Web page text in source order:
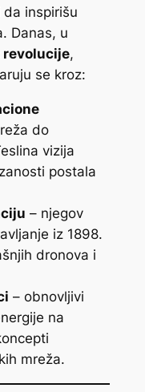
inspirišu
Danas, u
,
se kroz:
do
vizija
postala
– njegov
iz 1898.
dronova i
– obnovljivi
na
mreža.